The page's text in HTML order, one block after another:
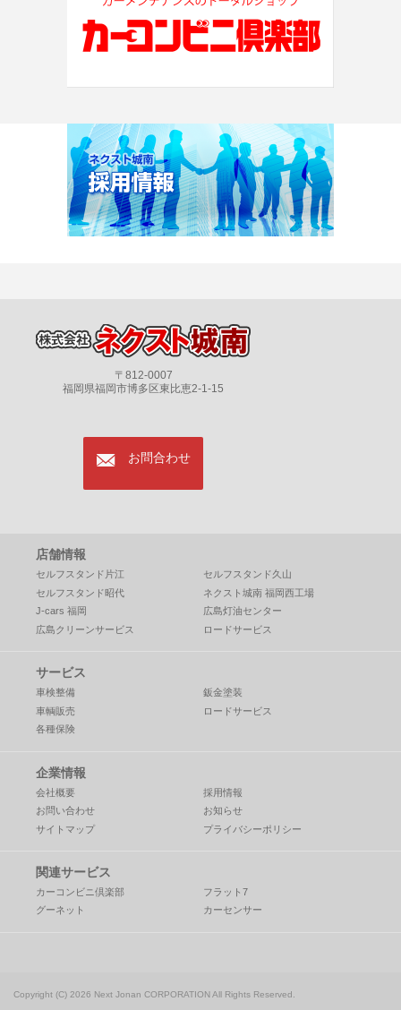
〒812-0007
福岡県福岡市博多区東比恵2-1-15
mail お問合わせ
店舗情報
セルフスタンド片江
セルフスタンド久山
セルフスタンド昭代
ネクスト城南 福岡西工場
J-cars 福岡
広島灯油センター
広島クリーンサービス
ロードサービス
サービス
車検整備
鈑金塗装
車輌販売
ロードサービス
各種保険
企業情報
会社概要
採用情報
お問い合わせ
お知らせ
サイトマップ
プライバシーポリシー
関連サービス
カーコンビニ倶楽部
フラット7
グーネット
カーセンサー
Copyright (C) 2026 Next Jonan CORPORATIONAll Rights Reserved.